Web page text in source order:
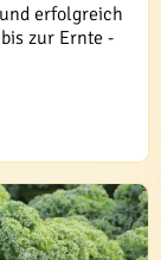
erfolgreich
zur Ernte -